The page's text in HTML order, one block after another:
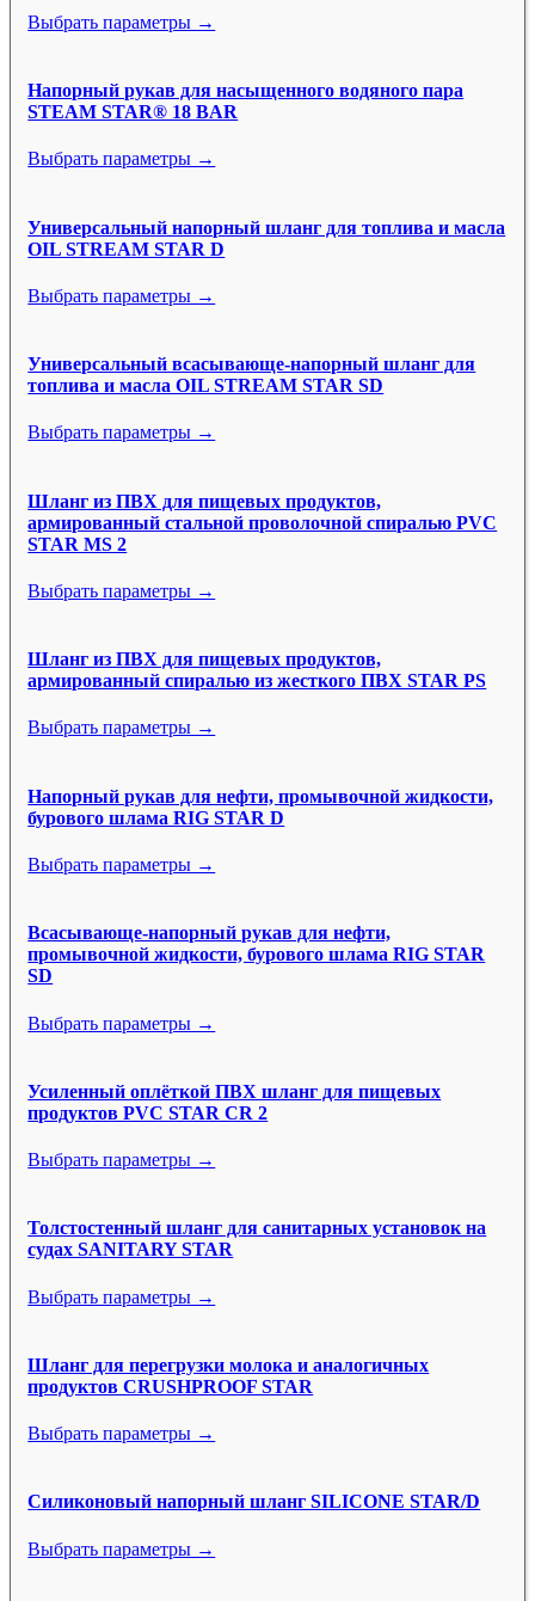
Выбрать параметры →
Напорный рукав для насыщенного водяного пара
STEAM STAR® 18 BAR
Выбрать параметры →
Универсальный напорный шланг для топлива и масла
OIL STREAM STAR D
Выбрать параметры →
Универсальный всасывающе-напорный шланг для
топлива и масла OIL STREAM STAR SD
Выбрать параметры →
Шланг из ПВХ для пищевых продуктов,
армированный стальной проволочной спиралью PVC
STAR MS 2
Выбрать параметры →
Шланг из ПВХ для пищевых продуктов,
армированный спиралью из жесткого ПВХ STAR PS
Выбрать параметры →
Напорный рукав для нефти, промывочной жидкости,
бурового шлама RIG STAR D
Выбрать параметры →
Всасывающе-напорный рукав для нефти,
промывочной жидкости, бурового шлама RIG STAR
SD
Выбрать параметры →
Усиленный оплёткой ПВХ шланг для пищевых
продуктов PVC STAR CR 2
Выбрать параметры →
Толстостенный шланг для санитарных установок на
судах SANITARY STAR
Выбрать параметры →
Шланг для перегрузки молока и аналогичных
продуктов CRUSHPROOF STAR
Выбрать параметры →
Силиконовый напорный шланг SILICONE STAR/D
Выбрать параметры →